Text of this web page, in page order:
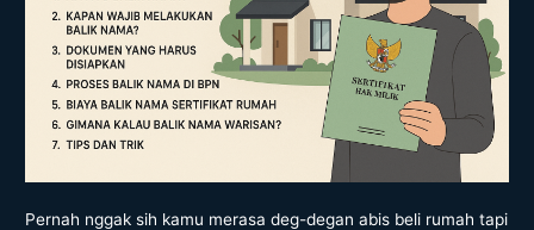
Pernah nggak sih kamu merasa deg-degan abis beli rumah tapi